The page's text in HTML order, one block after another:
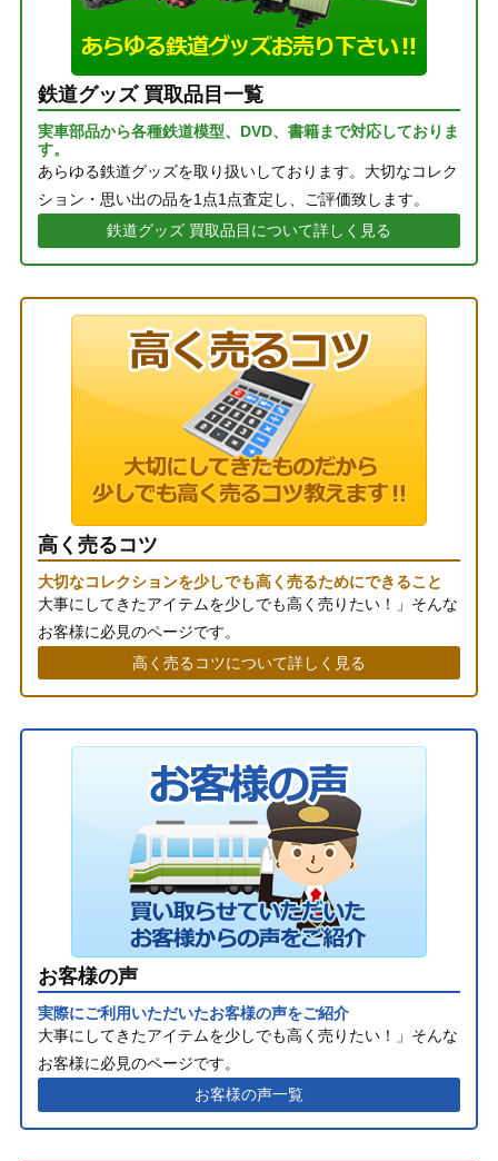
鉄道グッズ 買取品目一覧
実車部品から各種鉄道模型、DVD、書籍まで対応しておりま
す。
あらゆる鉄道グッズを取り扱いしております。大切なコレク
ション・思い出の品を1点1点査定し、ご評価致します。
鉄道グッズ 買取品目について詳しく見る
高く売るコツ
大切なコレクションを少しでも高く売るためにできること
大事にしてきたアイテムを少しでも高く売りたい！」そんな
お客様に必見のページです。
高く売るコツについて詳しく見る
お客様の声
実際にご利用いただいたお客様の声をご紹介
大事にしてきたアイテムを少しでも高く売りたい！」そんな
お客様に必見のページです。
お客様の声一覧